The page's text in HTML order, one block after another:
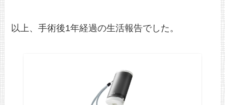
以上、手術後1年経過の生活報告でした。